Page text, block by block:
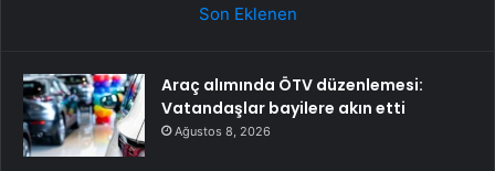
Son Eklenen
Araç alımında ÖTV düzenlemesi:
Vatandaşlar bayilere akın etti
Ağustos 8, 2026